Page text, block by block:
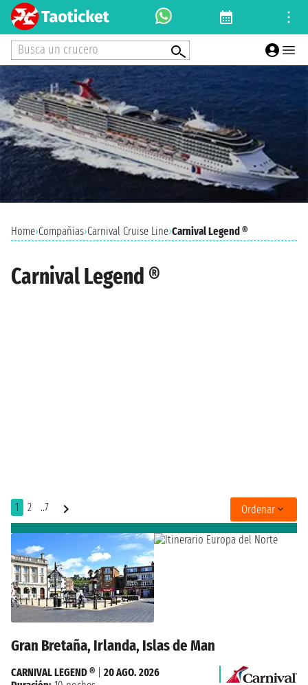
Busca un crucero
Home›Compañías›Carnival Cruise Line›Carnival Legend ®
Carnival Legend ®
1 2 ..7 Ordenar
Gran Bretaña, Irlanda, Islas de Man
CARNIVAL LEGEND ®
20 AGO. 2026